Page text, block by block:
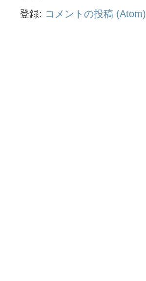
登録: コメントの投稿 (Atom)